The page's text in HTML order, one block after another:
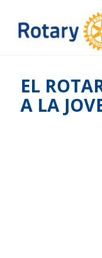
EL
A LA